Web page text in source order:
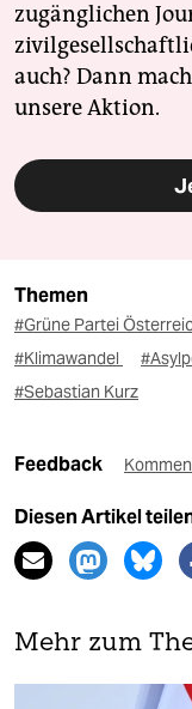
zugänglichen
auch? Dann
unsere Aktion.
Themen
#Grüne Partei
#Klimawandel
#Sebastian Kurz
Feedback
Diesen Artikel
Mehr zum